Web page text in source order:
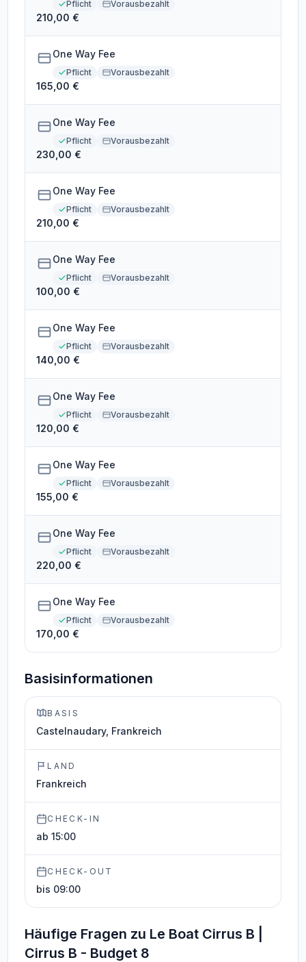
Pflicht Vorausbezahlt
210,00 €
One Way Fee
Pflicht Vorausbezahlt
165,00 €
One Way Fee
Pflicht Vorausbezahlt
230,00 €
One Way Fee
Pflicht Vorausbezahlt
210,00 €
One Way Fee
Pflicht Vorausbezahlt
100,00 €
One Way Fee
Pflicht Vorausbezahlt
140,00 €
One Way Fee
Pflicht Vorausbezahlt
120,00 €
One Way Fee
Pflicht Vorausbezahlt
155,00 €
One Way Fee
Pflicht Vorausbezahlt
220,00 €
One Way Fee
Pflicht Vorausbezahlt
170,00 €
Basisinformationen
BASIS
Castelnaudary, Frankreich
LAND
Frankreich
CHECK-IN
ab 15:00
CHECK-OUT
bis 09:00
Häufige Fragen zu Le Boat Cirrus B |
Cirrus B - Budget 8